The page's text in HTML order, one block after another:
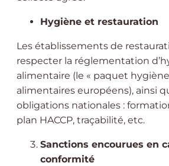
Hygiène et restauration
Les établissements de
respecter la réglementation
alimentaire (le « paquet
alimentaires européens), ainsi
obligations nationales :
plan HACCP, traçabilité, etc.
Sanctions encourues en
conformité